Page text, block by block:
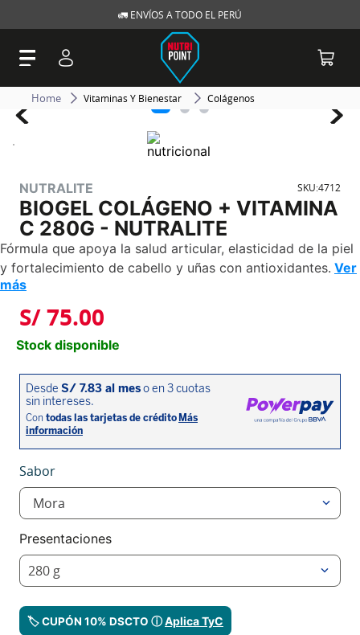
🚛 ENVÍOS A TODO EL PERÚ
Vitaminas Y Bienestar Colágenos
NUTRALITE SKU:4712
BIOGEL COLÁGENO + VITAMINA
C 280G - NUTRALITE
Fórmula que apoya la salud articular, elasticidad de la piel
y fortalecimiento de cabello y uñas con antioxidantes. Ver
más
S/75.00
Stock disponible
Sabor
Mora
Presentaciones
280 g
🏷️ CUPÓN 10% DSCTO ⓘAplica TyC